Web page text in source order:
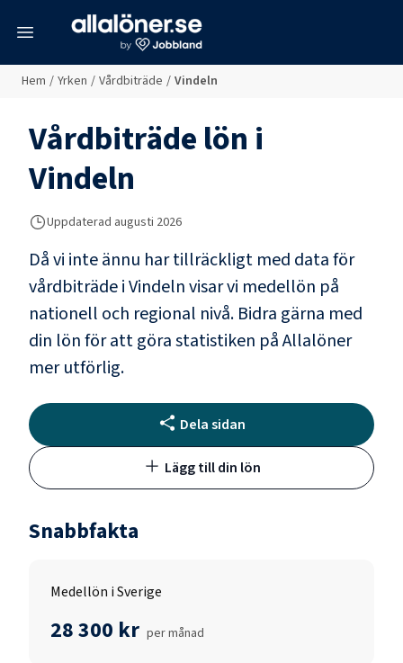
Hem / Yrken / Vårdbiträde / Vindeln
Vårdbiträdelön i
Vindeln
Uppdaterad augusti 2026
Då vi inte ännu har tillräckligt med data för
vårdbiträdeiVindelnvisar vi medellön på
nationell och regional nivå. Bidra gärna med
din lön för att göra statistiken på Allalöner
mer utförlig.
Dela sidan
Lägg till din lön
Snabbfakta
Medellön i Sverige
28 300 kr per månad